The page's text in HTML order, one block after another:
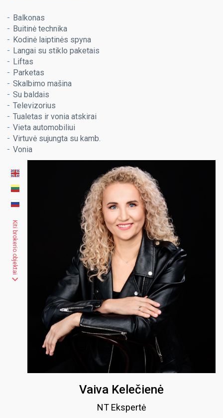
Balkonas
Buitinė technika
Kodinė laiptinės spyna
Langai su stiklo paketais
Liftas
Parketas
Skalbimo mašina
Su baldais
Televizorius
Tualetas ir vonia atskirai
Vieta automobiliui
Virtuvė sujungta su kamb.
Vonia
Kiti brokerio objektai
Vaiva Kelečienė
NT Ekspertė